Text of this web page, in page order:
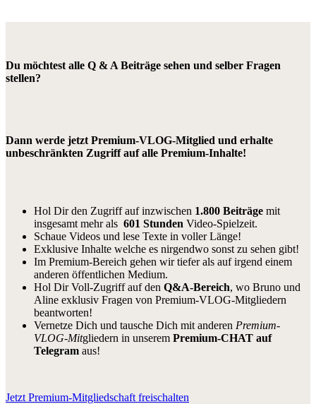
Du möchtest alle Q & A Beiträge sehen und selber Fragen
stellen?
Dann werde jetzt Premium-VLOG-Mitglied und erhalte
unbeschränkten Zugriff auf alle Premium-Inhalte!
Hol Dir den Zugriff auf inzwischen 1.800 Beiträge mit
insgesamt mehr als 601 Stunden Video-Spielzeit.
Schaue Videos und lese Texte in voller Länge!
Exklusive Inhalte welche es nirgendwo sonst zu sehen gibt!
Im Premium-Bereich gehen wir tiefer als auf irgend einem
anderen öffentlichen Medium.
Hol Dir Voll-Zugriff auf den Q&A-Bereich, wo Bruno und
Aline exklusiv Fragen von Premium-VLOG-Mitgliedern
beantworten!
Vernetze Dich und tausche Dich mit anderen Premium-
VLOG-Mitgliedern in unserem Premium-CHAT auf
Telegram aus!
Jetzt Premium-Mitgliedschaft freischalten